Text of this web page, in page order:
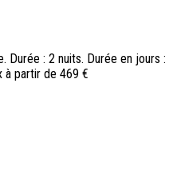
Durée : 2 nuits. Durée en jours :
à partir de 469 €